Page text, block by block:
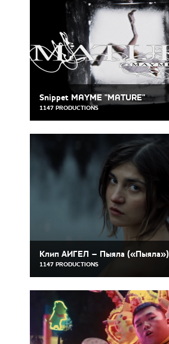
Snippet MAYME "MATURE"
1147 PRODUCTIONS
Клип АИГЕЛ – Пыяла («Пыяла»)
1147 PRODUCTIONS